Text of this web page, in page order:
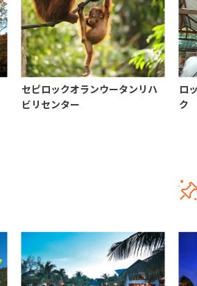
セピロックオランウータンリハ
ビリセンター
ロ
ク